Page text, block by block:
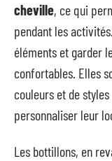
cheville, ce qui
pendant les
éléments et garder
confortables. Elles
couleurs et de
personnaliser leur
Les bottillons, en